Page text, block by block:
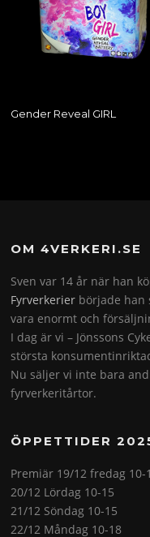
Gender Reveal GIRL
OM 4VERKERI.SE
Sven var 14 år när han
Fyrverkerier började han
vara enormt och
I dag är vi – Jönssons
största
Nu säljer vi inte bara
fyrverkeritårtor.
ÖPPETTIDER
Premiär 19/12 fredag 10-
20/12 Lördag 10-15
21/12 Söndag 10-15
22/12 Måndag 10-18